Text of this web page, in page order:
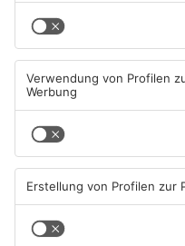
TOPNEWS
Waldbrandgefahr im
Primaveraland bleibt
weiterhin sehr hoch
06.08.2026, 06:34 UHR IN